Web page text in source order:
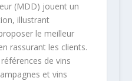
(MDD) jouent un
illustrant
le meilleur
rassurant les clients.
de vins
et vins